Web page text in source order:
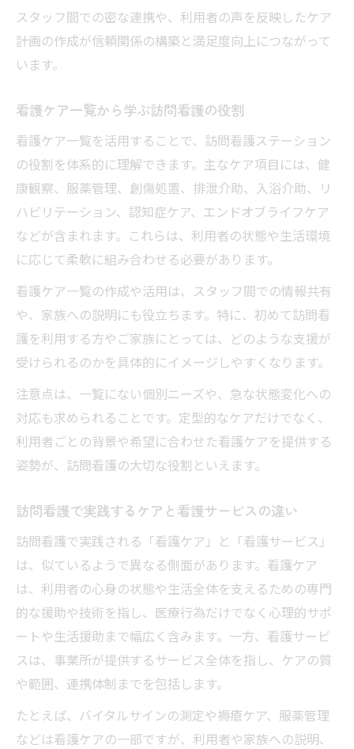
スタッフ間での密な連携や、利用者の声を反映したケア
計画の作成が信頼関係の構築と満足度向上につながって
います。
看護ケア一覧から学ぶ訪問看護の役割
看護ケア一覧を活用することで、訪問看護ステーション
の役割を体系的に理解できます。主なケア項目には、健
康観察、服薬管理、創傷処置、排泄介助、入浴介助、リ
ハビリテーション、認知症ケア、エンドオブライフケア
などが含まれます。これらは、利用者の状態や生活環境
に応じて柔軟に組み合わせる必要があります。
看護ケア一覧の作成や活用は、スタッフ間での情報共有
や、家族への説明にも役立ちます。特に、初めて訪問看
護を利用する方やご家族にとっては、どのような支援が
受けられるのかを具体的にイメージしやすくなります。
注意点は、一覧にない個別ニーズや、急な状態変化への
対応も求められることです。定型的なケアだけでなく、
利用者ごとの背景や希望に合わせた看護ケアを提供する
姿勢が、訪問看護の大切な役割といえます。
訪問看護で実践するケアと看護サービスの違い
訪問看護で実践される「看護ケア」と「看護サービス」
は、似ているようで異なる側面があります。看護ケア
は、利用者の心身の状態や生活全体を支えるための専門
的な援助や技術を指し、医療行為だけでなく心理的サポ
ートや生活援助まで幅広く含みます。一方、看護サービ
スは、事業所が提供するサービス全体を指し、ケアの質
や範囲、連携体制までを包括します。
たとえば、バイタルサインの測定や褥瘡ケア、服薬管理
などは看護ケアの一部ですが、利用者や家族への説明、